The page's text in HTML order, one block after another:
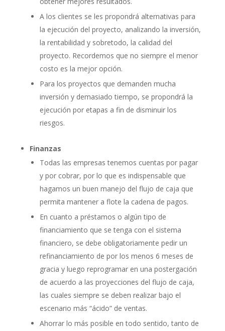
A los clientes se les propondrá alternativas para
la ejecución del proyecto, analizando la inversión,
la rentabilidad y sobretodo, la calidad del
proyecto. Recordemos que no siempre el menor
costo es la mejor opción.
Para los proyectos que demanden mucha
inversión y demasiado tiempo, se propondrá la
ejecución por etapas a fin de disminuir los
riesgos.
Finanzas
Todas las empresas tenemos cuentas por pagar
y por cobrar, por lo que es indispensable que
hagamos un buen manejo del flujo de caja que
permita mantener a flote la cadena de pagos.
En cuanto a préstamos o algún tipo de
financiamiento que se tenga con el sistema
financiero, se debe obligatoriamente pedir un
refinanciamiento de por los menos 6 meses de
gracia y luego reprogramar en una postergación
de acuerdo a las proyecciones del flujo de caja,
las cuales siempre se deben realizar bajo el
escenario más “ácido” de ventas.
Ahorrar lo más posible en todo sentido, tanto de